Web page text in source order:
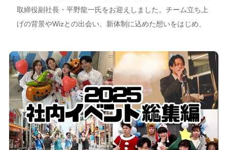
取締役副社長・平野龍一氏をお迎えしました。チーム立ち上
げの背景やWizとの出会い、新体制に込めた想いをはじめ、
海道が描く今後のビジョンについて語っています。